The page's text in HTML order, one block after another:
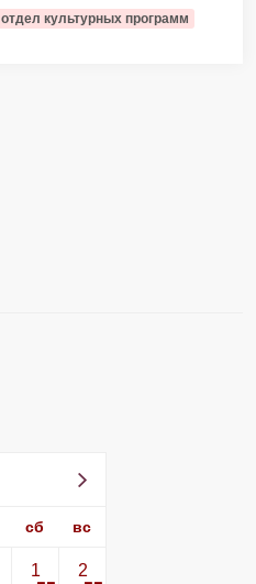
отдел культурных программ
сб вс
1 2